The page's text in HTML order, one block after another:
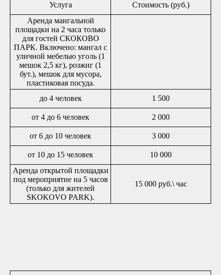
Услуга
Стоимость (руб.)
Аренда мангальной
площадки на 2 часа только
для гостей СКОКОВО
ПАРК. Включено: мангал с
уличной мебелью уголь (1
мешок 2,5 кг), розжиг (1
бут.), мешок для мусора,
пластиковая посуда.
до 4 человек
1 500
от 4 до 6 человек 2 000
от 6 до 10 человек 3 000
от 10 до 15 человек
10 000
Аренда открытой площадки
под мероприятие на 5 часов
(только для жителей
SKOKOVO PARK).
15 000 руб.\ час